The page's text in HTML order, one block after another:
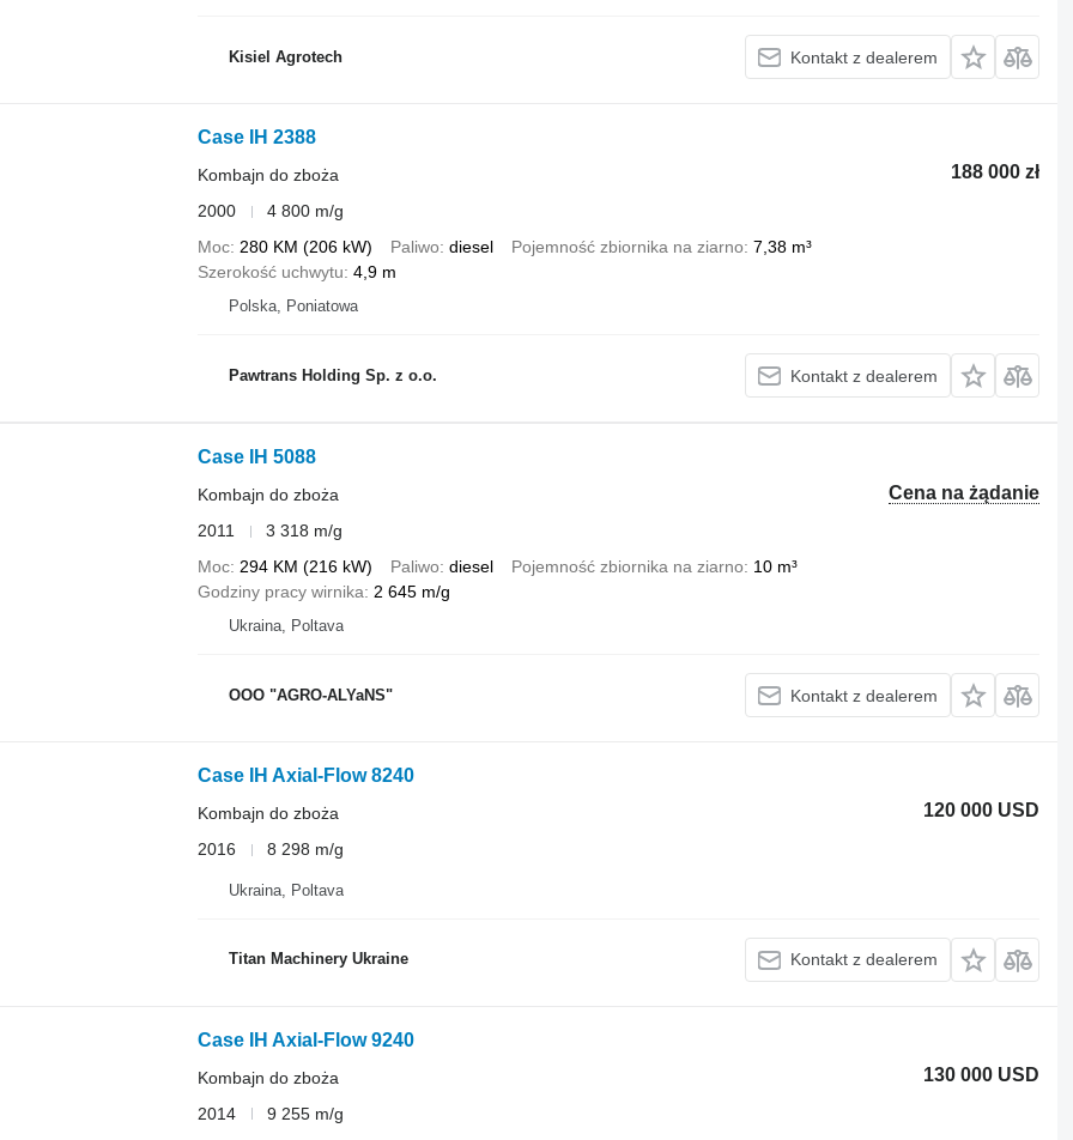
Kisiel Agrotech Kontakt z dealerem
Case IH 2388
188 000 zł
Kombajn do zboża
2000
4 800 m/g
Moc 280 KM (206 kW) Paliwo diesel Pojemność zbiornika na ziarno 7,38 m³
Szerokość uchwytu 4,9 m
Polska, Poniatowa
Pawtrans Holding Sp. z o.o. Kontakt z dealerem
Case IH 5088
Cena na żądanie
Kombajn do zboża
2011
3 318 m/g
Moc 294 KM (216 kW) Paliwo diesel Pojemność zbiornika na ziarno
10 m³
Godziny pracy wirnika
2 645 m/g
Ukraina, Poltava
OOO "AGRO-ALYaNS" Kontakt z dealerem
Case IH Axial-Flow 8240
120 000 USD
Kombajn do zboża
2016
8 298 m/g
Ukraina, Poltava
Titan Machinery Ukraine Kontakt z dealerem
Case IH Axial-Flow 9240
130 000 USD
Kombajn do zboża
2014
9 255 m/g